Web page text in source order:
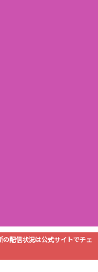
配信状況は公式サイトでチェ